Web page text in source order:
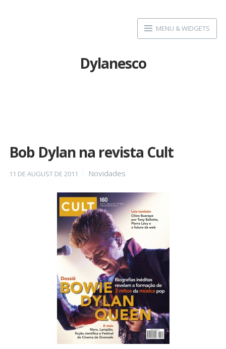
MENU & WIDGETS
Dylanesco
Bob Dylan na revista Cult
Posted
11 DE AUGUST DE 2011 Categories
Novidades